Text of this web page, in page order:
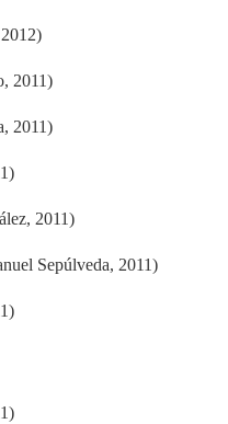
2011)
2011)
2011)
Sepúlveda, 2011)